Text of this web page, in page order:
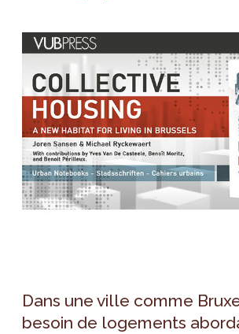
Dans une ville comme
besoin de logements